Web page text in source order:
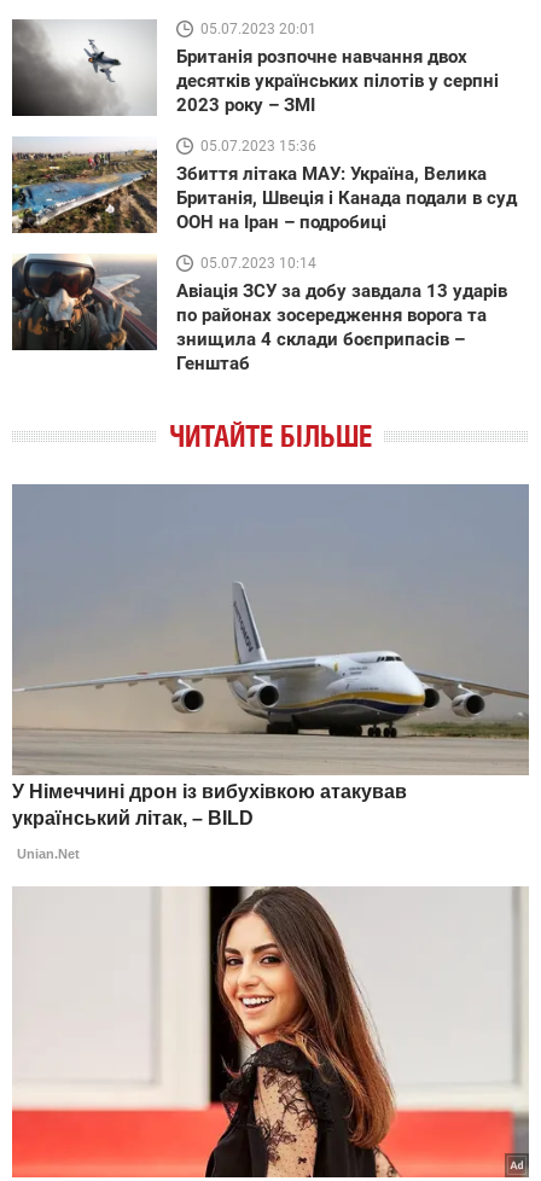
05.07.2023 20:01
Британія розпочне навчання двох
десятків українських пілотів у серпні
2023 року – ЗМІ
05.07.2023 15:36
Збиття літака МАУ: Україна, Велика
Британія, Швеція і Канада подали в суд
ООН на Іран – подробиці
05.07.2023 10:14
Авіація ЗСУ за добу завдала 13 ударів
по районах зосередження ворога та
знищила 4 склади боєприпасів –
Генштаб
ЧИТАЙТЕ БІЛЬШЕ